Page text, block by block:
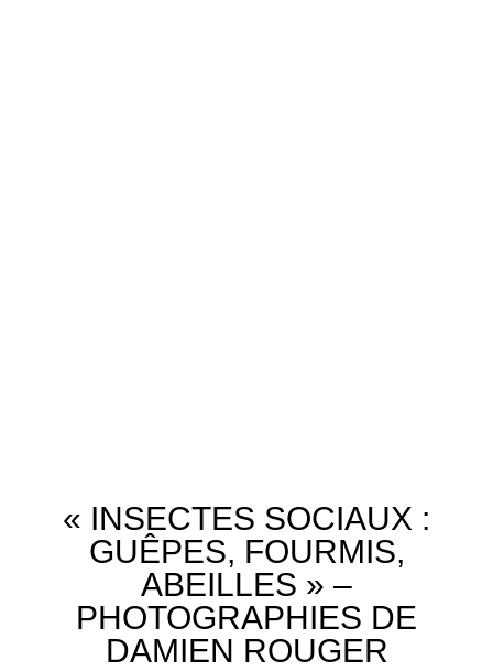
« INSECTES SOCIAUX :
GUÊPES, FOURMIS,
ABEILLES » –
PHOTOGRAPHIES DE
DAMIEN ROUGER